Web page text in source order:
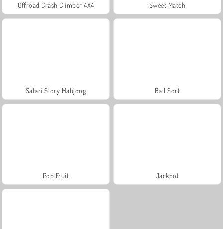
Offroad Crash Climber 4X4 Sweet Match
Safari Story Mahjong Ball Sort
Pop Fruit Jackpot